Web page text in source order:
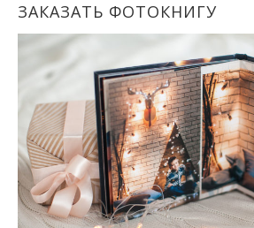
ЗАКАЗАТЬ ФОТОКНИГУ